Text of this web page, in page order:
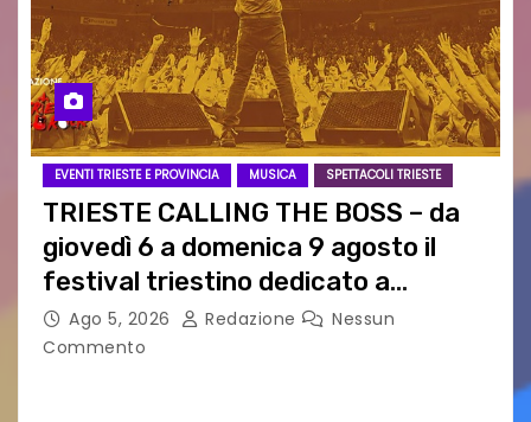
EVENTI TRIESTE E PROVINCIA MUSICA SPETTACOLI TRIESTE
TRIESTE CALLING THE BOSS – da
giovedì 6 a domenica 9 agosto il
festival triestino dedicato a
Springsteen
Ago 5, 2026 Redazione
Nessun
Commento